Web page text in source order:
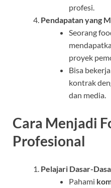
profesi.
Pendapatan yang
Seorang
proyek
Bisa
kontrak
dan media.
Cara Menjadi
Profesional
Pelajari Dasar-
Pahami